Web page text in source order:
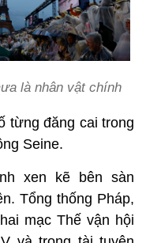
là nhân vật chính
từng đăng cai trong
Seine.
xen kẽ bên sàn
Tổng thống Pháp,
mạc Thế vận hội